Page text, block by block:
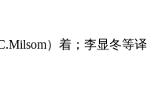
）着；李显冬等译